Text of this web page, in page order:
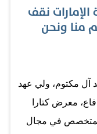
نقف
منا ونحن
آل مكتوم، ولي عهد
معرض كتارا
والصقور "سهيل 2025"، المتخصص في مجال